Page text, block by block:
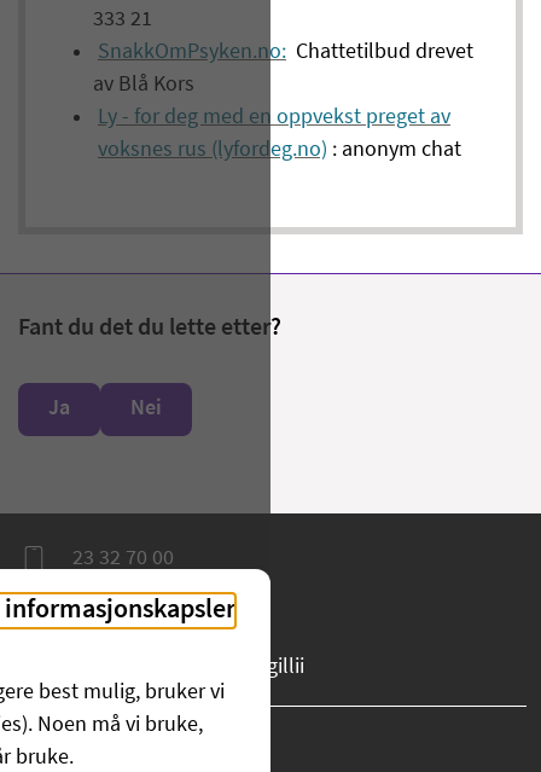
333 21
SnakkOmPsyken.no: Chattetilbud drevet
av Blå Kors
Ly - for deg med en oppvekst preget av
voksnes rus (lyfordeg.no) : anonym chat
Fant du det du lette etter?
Ja Nei